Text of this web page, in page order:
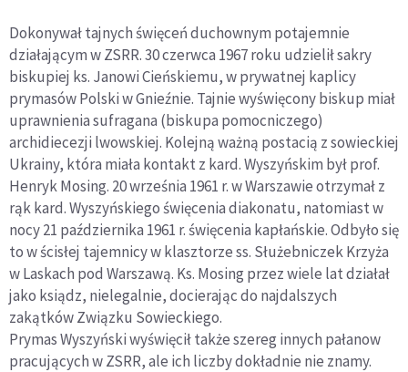
Dokonywał tajnych święceń duchownym potajemnie
działającym w ZSRR. 30 czerwca 1967 roku udzielił sakry
biskupiej ks. Janowi Cieńskiemu, w prywatnej kaplicy
prymasów Polski w Gnieźnie. Tajnie wyświęcony biskup miał
uprawnienia sufragana (biskupa pomocniczego)
archidiecezji lwowskiej. Kolejną ważną postacią z sowieckiej
Ukrainy, która miała kontakt z kard. Wyszyńskim był prof.
Henryk Mosing. 20 września 1961 r. w Warszawie otrzymał z
rąk kard. Wyszyńskiego święcenia diakonatu, natomiast w
nocy 21 października 1961 r. święcenia kapłańskie. Odbyło się
to w ścisłej tajemnicy w klasztorze ss. Służebniczek Krzyża
w Laskach pod Warszawą. Ks. Mosing przez wiele lat działał
jako ksiądz, nielegalnie, docierając do najdalszych
zakątków Związku Sowieckiego.
Prymas Wyszyński wyświęcił także szereg innych pałanow
pracujących w ZSRR, ale ich liczby dokładnie nie znamy.